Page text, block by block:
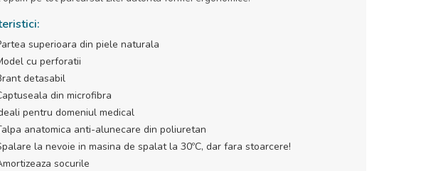
superioara din piele naturala
cu perforatii
detasabil
din microfibra
pentru domeniul medical
anatomica anti-alunecare din poliuretan
la nevoie in masina de spalat la 30ºC, dar fara stoarcere!
socurile